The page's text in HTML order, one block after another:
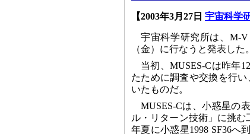
【2003年3月27日 宇宙科学
宇宙科学研究所は、M-V
（金）に行なうと発表した。
当初、MUSES-Cは昨年
たために調査や交換を行
いたものだ。
MUSES-Cは、小惑星の
ル・リターン技術」に挑
年夏に小惑星1998 SF36へ